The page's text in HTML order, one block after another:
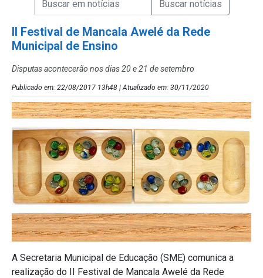
II Festival de Mancala Awelé da Rede
Municipal de Ensino
Disputas acontecerão nos dias 20 e 21 de setembro
Publicado em: 22/08/2017 13h48 | Atualizado em: 30/11/2020
A Secretaria Municipal de Educação (SME) comunica a
realização do II Festival de Mancala Awelé da Rede